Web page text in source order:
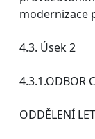
modernizace
4.3. Úsek 2
4.3.1.ODBOR
ODDĚLENÍ